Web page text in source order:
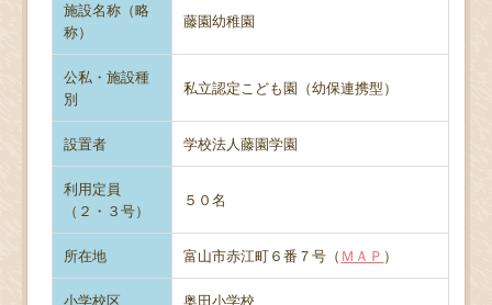
施設名称（略
称）
藤園幼稚園
公私・施設種
別
私立認定こども園（幼保連携型）
設置者 学校法人藤園学園
利用定員
（２・３号）
５０名
所在地 富山市赤江町６番７号（ ＭＡＰ ）
小学校区 奥田小学校